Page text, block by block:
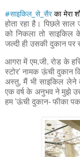
#साइकिल_से_सैर का मेरा
होता रहा है। पिछले
को निकला तो साइकिल
जल्दी ही उसकी दुकान पर
आगरा में एम.जी. रोड के
स्टोर' नामक ऊंची दुकान
अस्तु, मैं भी साइकिल लेने
एक वर्ष के अनुभव ने मुझे उस
हम 'ऊंची दुकान- फीका